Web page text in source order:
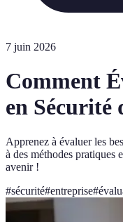
7 juin 2026
Comment
en Sécurité
Apprenez à évaluer les
à des méthodes pratiques
avenir !
#sécurité#entreprise#